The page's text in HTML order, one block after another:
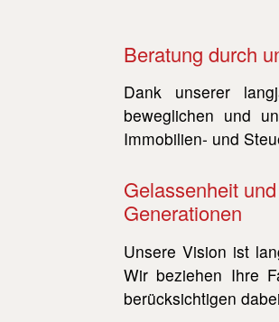
Beratung durch
Dank unserer
beweglichen und
Immobilien- und
Gelassenheit
Generationen
Unsere Vision ist
Wir beziehen Ihre
berücksichtigen